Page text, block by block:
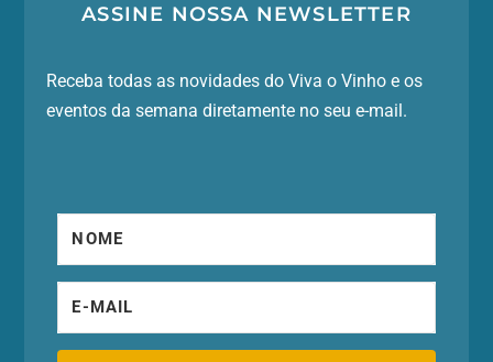
ASSINE NOSSA NEWSLETTER
Receba todas as novidades do Viva o Vinho e os
eventos da semana diretamente no seu e-mail.